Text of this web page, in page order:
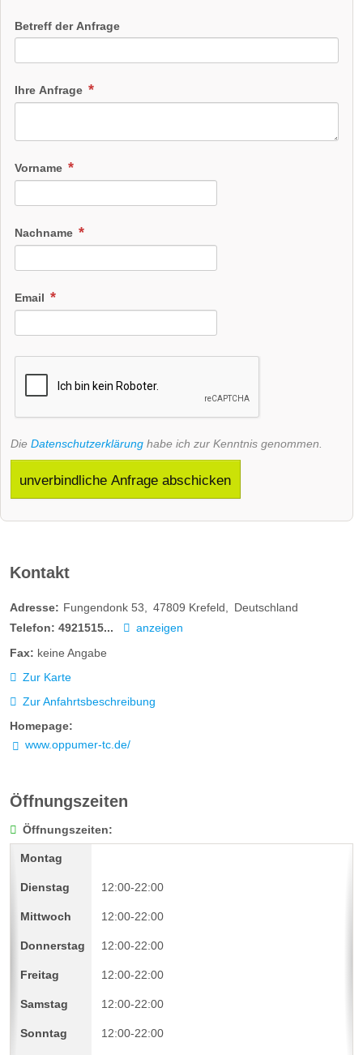
Betreff der Anfrage
Ihre Anfrage
Vorname
Nachname
Email
Die Datenschutzerklärung habe ich zur Kenntnis genommen.
unverbindliche Anfrage abschicken
Kontakt
Adresse: Fungendonk 53 47809 Krefeld
Deutschland
Telefon: 4921515...
anzeigen
Fax: keine Angabe
Zur Karte
Zur Anfahrtsbeschreibung
Homepage:
www.oppumer-tc.de/
Öffnungszeiten
Öffnungszeiten:
12:00-22:00
12:00-22:00
12:00-22:00
12:00-22:00
12:00-22:00
12:00-22:00